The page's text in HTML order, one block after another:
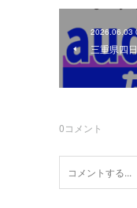
2026.06.03
三重県四
0コメント